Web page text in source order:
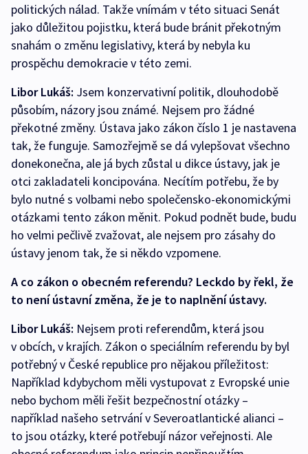
politických nálad. Takže vnímám v této situaci Senát
jako důležitou pojistku, která bude bránit překotným
snahám o změnu legislativy, která by nebyla ku
prospěchu demokracie v této zemi.
Libor Lukáš: Jsem konzervativní politik, dlouhodobě
působím, názory jsou známé. Nejsem pro žádné
překotné změny. Ústava jako zákon číslo 1 je nastavena
tak, že funguje. Samozřejmě se dá vylepšovat všechno
donekonečna, ale já bych zůstal u dikce ústavy, jak je
otci zakladateli koncipována. Necítím potřebu, že by
bylo nutné s volbami nebo společensko-ekonomickými
otázkami tento zákon měnit. Pokud podnět bude, budu
ho velmi pečlivě zvažovat, ale nejsem pro zásahy do
ústavy jenom tak, že si někdo vzpomene.
A co zákon o obecném referendu? Leckdo by řekl, že
to není ústavní změna, že je to naplnění ústavy.
Libor Lukáš: Nejsem proti referendům, která jsou
v obcích, v krajích. Zákon o speciálním referendu by byl
potřebný v České republice pro nějakou příležitost:
Například kdybychom měli vystupovat z Evropské unie
nebo bychom měli řešit bezpečnostní otázky –
například našeho setrvání v Severoatlantické alianci –
to jsou otázky, které potřebují názor veřejnosti. Ale